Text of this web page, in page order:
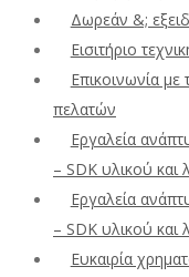
Δωρεάν &;
Εισιτήριο
Επικοινωνία με
πελατών
Εργαλεία
– SDK υλικού και
Εργαλεία
– SDK υλικού και
Ευκαιρία